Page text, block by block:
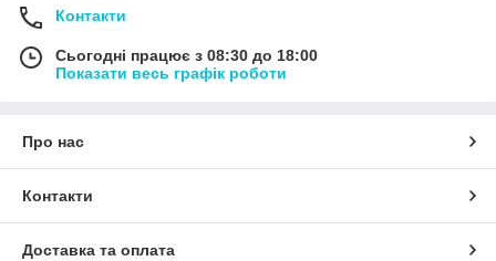
Контакти
Сьогодні працює з 08:30 до 18:00
Показати весь графік роботи
Про нас
Контакти
Доставка та оплата